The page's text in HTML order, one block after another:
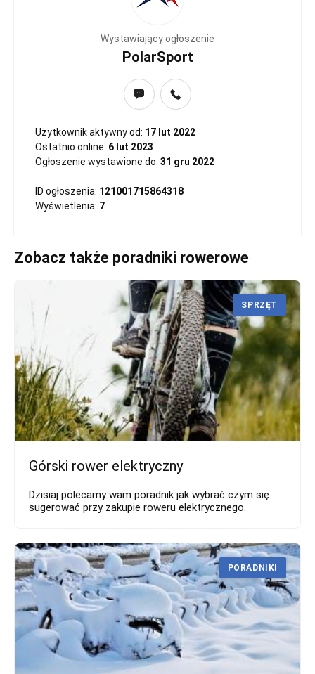
Wystawiający ogłoszenie
PolarSport
Użytkownik aktywny od: 17 lut 2022
Ostatnio online: 6 lut 2023
Ogłoszenie wystawione do: 31 gru 2022
ID ogłoszenia: 121001715864318
Wyświetlenia: 7
Zobacz także poradniki rowerowe
Górski rower elektryczny
Dzisiaj polecamy wam poradnik jak wybrać czym się
sugerować przy zakupie roweru elektrycznego.
SPRZĘT
PORADNIKI